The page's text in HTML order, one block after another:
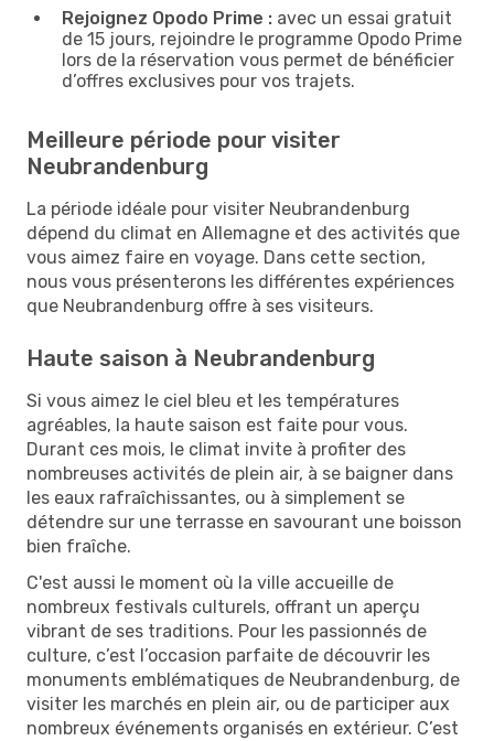
Rejoignez Opodo Prime : avec un essai gratuit
de 15 jours, rejoindre le programme Opodo Prime
lors de la réservation vous permet de bénéficier
d’offres exclusives pour vos trajets.
Meilleure période pour visiter
Neubrandenburg
La période idéale pour visiter Neubrandenburg
dépend du climat en Allemagne et des activités que
vous aimez faire en voyage. Dans cette section,
nous vous présenterons les différentes expériences
que Neubrandenburg offre à ses visiteurs.
Haute saison à Neubrandenburg
Si vous aimez le ciel bleu et les températures
agréables, la haute saison est faite pour vous.
Durant ces mois, le climat invite à profiter des
nombreuses activités de plein air, à se baigner dans
les eaux rafraîchissantes, ou à simplement se
détendre sur une terrasse en savourant une boisson
bien fraîche.
C'est aussi le moment où la ville accueille de
nombreux festivals culturels, offrant un aperçu
vibrant de ses traditions. Pour les passionnés de
culture, c’est l’occasion parfaite de découvrir les
monuments emblématiques de Neubrandenburg, de
visiter les marchés en plein air, ou de participer aux
nombreux événements organisés en extérieur. C’est